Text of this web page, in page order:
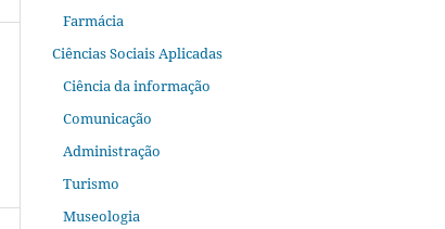
Farmácia
Ciências Sociais Aplicadas
Ciência da informação
Comunicação
Administração
Turismo
Museologia